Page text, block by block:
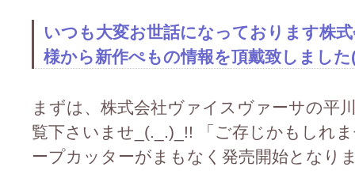
いつも大変お世話になっております株
様から新作ぺもの情報を頂戴致しまし
まずは、株式会社ヴァイスヴァーサの平
覧下さいませ_(._.)_!! 「ご存じかもしれ
ープカッターがまもなく発売開始となり